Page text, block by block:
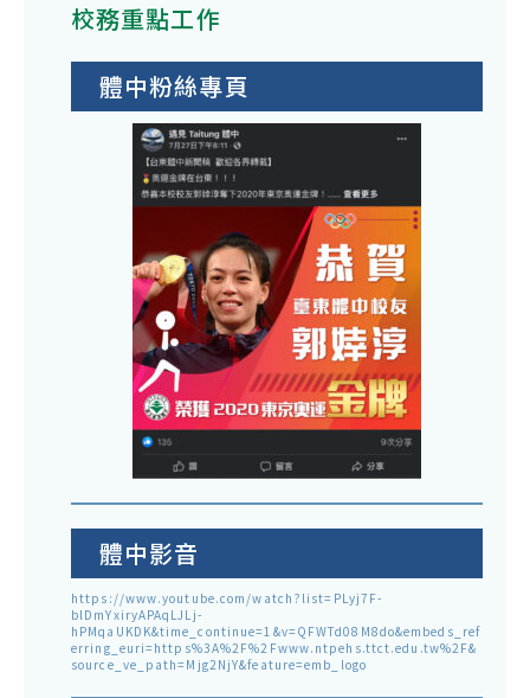
校務重點工作
體中粉絲專頁
體中影音
https://www.youtube.com/watch?list=PLyj7F-
blDmYxiryAPAqLJLj-
hPMqaUKDK&time_continue=1&v=QFWTd08M8do&embeds_ref
erring_euri=https%3A%2F%2Fwww.ntpehs.ttct.edu.tw%2F&
source_ve_path=Mjg2NjY&feature=emb_logo